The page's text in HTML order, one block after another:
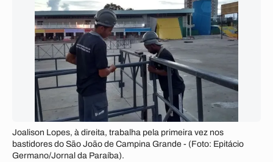
Joalison Lopes, à direita, trabalha pela primeira vez nos
bastidores do São João de Campina Grande - (Foto: Epitácio
Germano/Jornal da Paraíba).